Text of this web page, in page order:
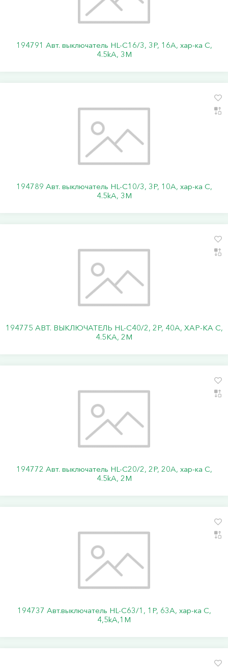
194791 Авт. выключатель HL-C16/3, 3P, 16A, хар-ка C,
4.5kA, 3M
194789 Авт. выключатель HL-C10/3, 3P, 10A, хар-ка C,
4.5kA, 3M
194775 АВТ. ВЫКЛЮЧАТЕЛЬ HL-C40/2, 2P, 40A, ХАР-КА C,
4.5KA, 2M
194772 Авт. выключатель HL-C20/2, 2P, 20A, хар-ка C,
4.5kA, 2M
194737 Авт.выключатель HL-C63/1, 1Р, 63А, хар-ка С,
4,5kA,1M